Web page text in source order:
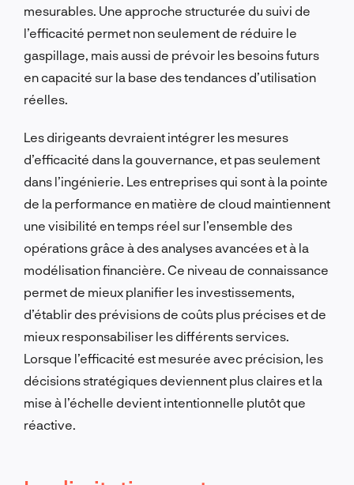
mesurables. Une approche structurée du suivi de
l’efficacité permet non seulement de réduire le
gaspillage, mais aussi de prévoir les besoins futurs
en capacité sur la base des tendances d’utilisation
réelles.
Les dirigeants devraient intégrer les mesures
d’efficacité dans la gouvernance, et pas seulement
dans l’ingénierie. Les entreprises qui sont à la pointe
de la performance en matière de cloud maintiennent
une visibilité en temps réel sur l’ensemble des
opérations grâce à des analyses avancées et à la
modélisation financière. Ce niveau de connaissance
permet de mieux planifier les investissements,
d’établir des prévisions de coûts plus précises et de
mieux responsabiliser les différents services.
Lorsque l’efficacité est mesurée avec précision, les
décisions stratégiques deviennent plus claires et la
mise à l’échelle devient intentionnelle plutôt que
réactive.